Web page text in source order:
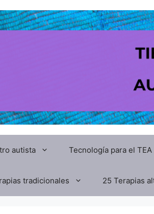
autista Tecnología para el TEA
tradicionales 25 Terapias